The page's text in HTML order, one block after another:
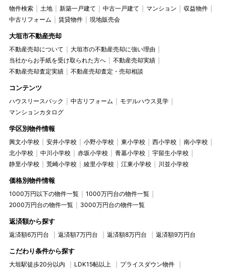
物件検索 土地 新築一戸建て 中古一戸建て マンション
収益物件
中古リフォーム
賃貸物件 現地販売会
大垣市不動産売却
不動産売却について
大垣市の不動産売却に強い理由
当社からお手紙を受け取られた方へ
不動産売却実績
不動産売却査定実績
不動産売却査定・売却相談
コンテンツ
ハウスリースバック 中古リフォーム
モデルハウス見学
マンションカタログ
学区別物件情報
興文小学校 安井小学校 小野小学校 東小学校 西小学校
南小学校
北小学校
中川小学校 赤坂小学校 青墓小学校
宇留生小学校
静里小学校
荒崎小学校 綾里小学校 江東小学校 川並小学校
価格別物件情報
1000万円以下の物件一覧
1000万円台の物件一覧
2000万円台の物件一覧
3000万円台の物件一覧
返済額から探す
返済額6万円台 返済額7万円台 返済額8万円台 返済額9万円台
こだわり条件から探す
大垣駅徒歩20分以内 LDK15帖以上
プライスダウン物件